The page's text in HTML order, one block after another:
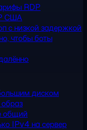
RDP
США
с низкой задержкой
чтобы боты
диском
образ
общий
IPv4 на сервер